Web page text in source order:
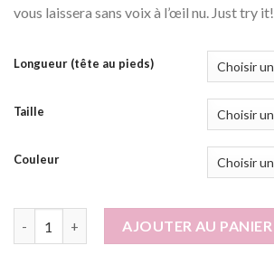
vous laissera sans voix à l’œil nu. Just try it!
Longueur (tête au pieds)
Taille
Couleur
AJOUTER AU PANIER